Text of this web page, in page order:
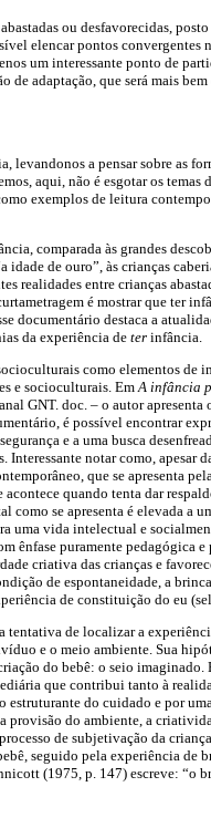
ou desfavorecidas,
elencar pontos convergentes
um interessante ponto de
de adaptação, que será mais
levando­nos a pensar sobre as
aqui, não é esgotar os temas
exemplos de leitura
comparada às grandes
idade de ouro”, às crianças
realidades entre crianças
é mostrar que ter
documentário destaca a
da experiência deter infância.
como elementos de
e socioculturais. EmA infância
GNT. doc. – o autor apresenta
é possível encontrar
e a uma busca
Interessante notar como, apesar
que se apresenta
quando tenta dar
como se apresenta é elevada a
uma vida intelectual e
ênfase puramente pedagógica
criativa das crianças e
de espontaneidade, a
de constituição do eu
tentativa de localizar a
e o meio ambiente. Sua
do bebê: o seio imaginado.
que contribui tanto à
estruturante do cuidado e por
provisão do ambiente, a
de subjetivação da
seguido pela experiência de
(1975, p. 147) escreve: “o